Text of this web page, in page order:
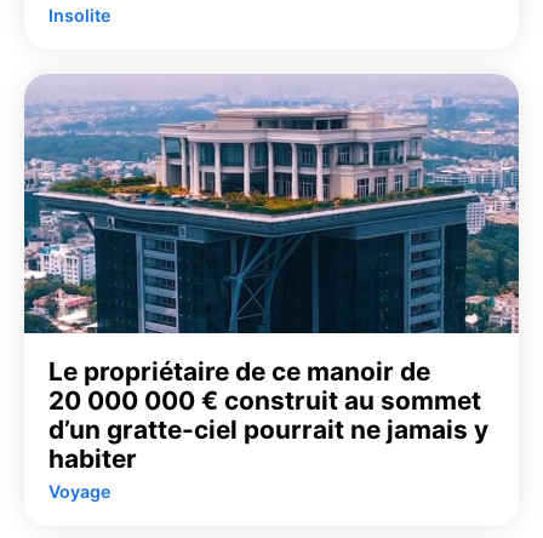
Insolite
Le propriétaire de ce manoir de
20 000 000 € construit au sommet
d’un gratte-ciel pourrait ne jamais y
habiter
Voyage